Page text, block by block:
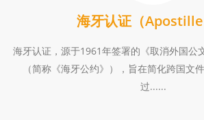
海牙认证（
海牙认证，源于1961年签署的《取消外国公
（简称《海牙公约》），旨在简化跨国文
过......